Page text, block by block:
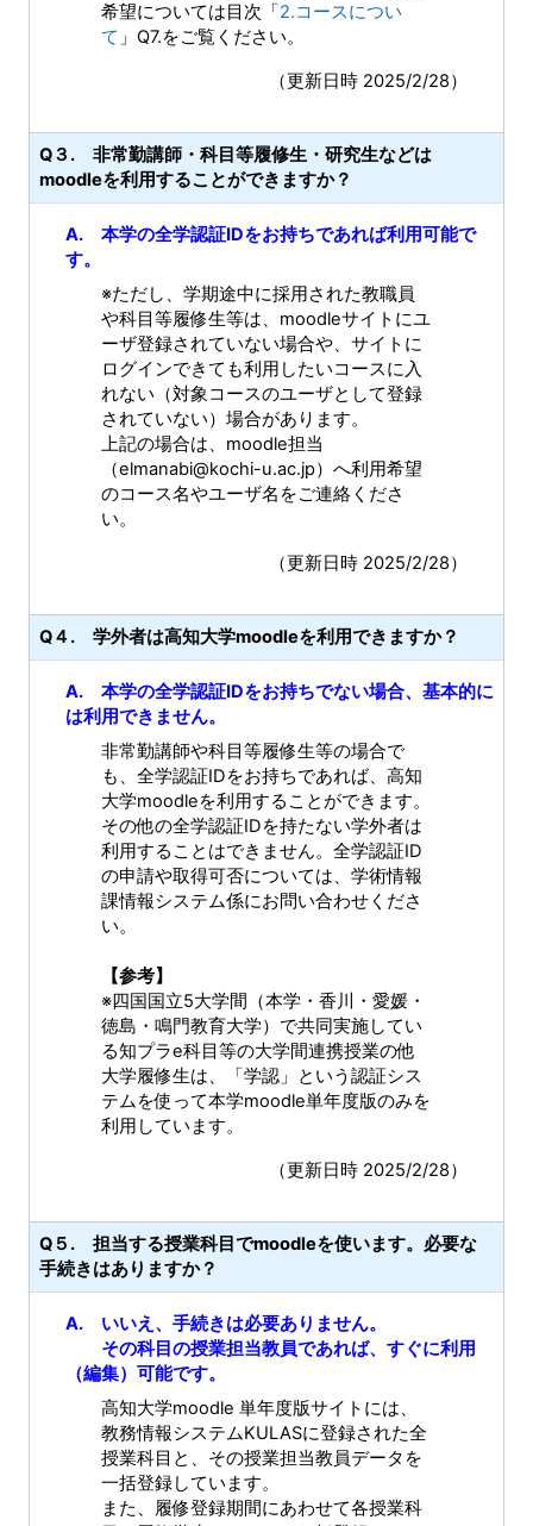
希望については目次「2.コースについ
て 」Q7.をご覧ください。
（更新日時 2025/2/28）
Q３. 非常勤講師・科目等履修生・研究生などは
moodleを利用することができますか？
A. 本学の全学認証IDをお持ちであれば利用可能で
す。
※ただし、学期途中に採用された教職員
や科目等履修生等は、moodleサイトにユ
ーザ登録されていない場合や、サイトに
ログインできても利用したいコースに入
れない（対象コースのユーザとして登録
されていない）場合があります。
上記の場合は、moodle担当
（elmanabi@kochi-u.ac.jp）へ利用希望
のコース名やユーザ名をご連絡くださ
い。
（更新日時 2025/2/28）
Q４. 学外者は高知大学moodleを利用できますか？
A. 本学の全学認証IDをお持ちでない場合、基本的に
は利用できません。
非常勤講師や科目等履修生等の場合で
も、全学認証IDをお持ちであれば、高知
大学moodleを利用することができます。
その他の全学認証IDを持たない学外者は
利用することはできません。全学認証ID
の申請や取得可否については、学術情報
課情報システム係にお問い合わせくださ
い。
【参考】
※四国国立5大学間（本学・香川・愛媛・
徳島・鳴門教育大学）で共同実施してい
る知プラe科目等の大学間連携授業の他
大学履修生は、「学認」という認証シス
テムを使って本学moodle単年度版のみを
利用しています。
（更新日時 2025/2/28）
Q５. 担当する授業科目でmoodleを使います。必要な
手続きはありますか？
A. いいえ、手続きは必要ありません。
その科目の授業担当教員であれば、すぐに利用
（編集）可能です。
高知大学moodle 単年度版サイトには、
教務情報システムKULASに登録された全
授業科目と、その授業担当教員データを
一括登録しています。
また、履修登録期間にあわせて各授業科